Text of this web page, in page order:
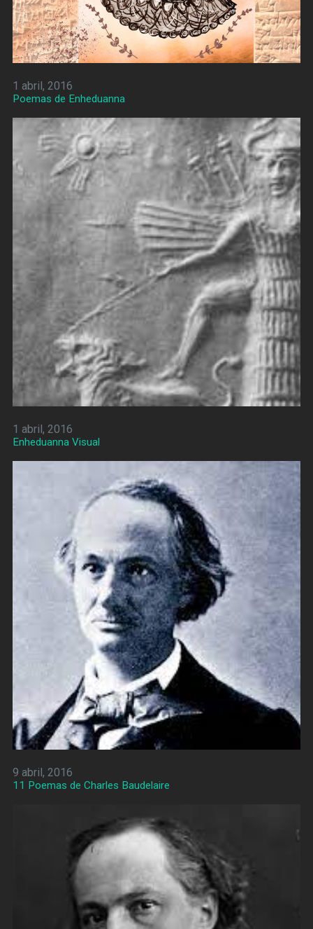
1 abril, 2016
Poemas de Enheduanna
1 abril, 2016
Enheduanna Visual
9 abril, 2016
11 Poemas de Charles Baudelaire